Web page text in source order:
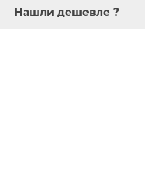
Нашли дешевле ?